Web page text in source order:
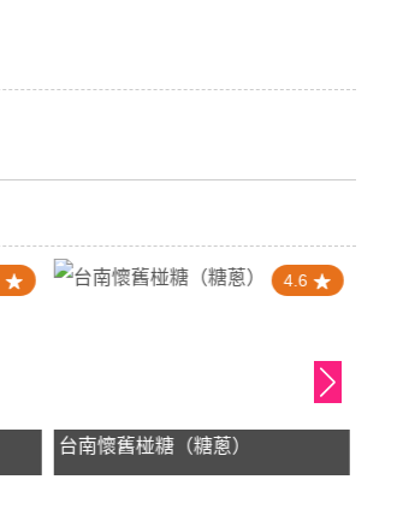
4.6
台南懷舊椪糖（糖蔥）